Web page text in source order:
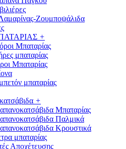
Ζουμποψάλιδα
+
Μπαταρίας
μπαταρίας
Μπαταρίας
μπαταρίας
+
Μπαταρίας
Παλμικά
Κρουστικά
μπαταρίας
Αποχέτευσης